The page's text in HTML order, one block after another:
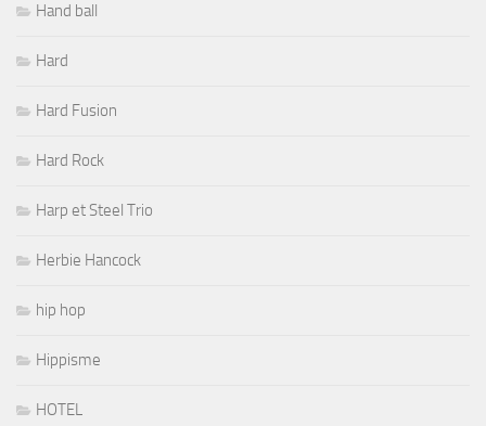
Hand ball
Hard
Hard Fusion
Hard Rock
Harp et Steel Trio
Herbie Hancock
hip hop
Hippisme
HOTEL